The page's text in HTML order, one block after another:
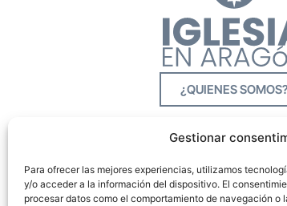
Gestionar
Para ofrecer las mejores experiencias, utilizamos
y/o acceder a la información del dispositivo. El
procesar datos como el comportamiento de navegación
¿QUIENES SOMOS?